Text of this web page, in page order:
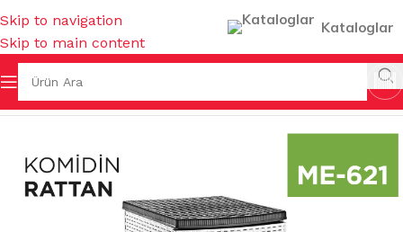
Skip to navigation
Skip to main content
Kataloglar
Ana Sayfa